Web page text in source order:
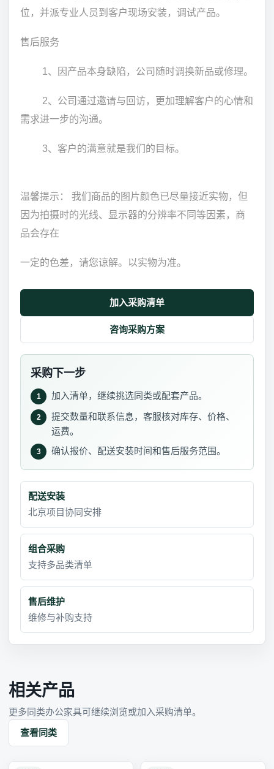
位，并派专业人员到客户现场安装，调试产品。
售后服务
1、因产品本身缺陷，公司随时调换新品或修理。
2、公司通过邀请与回访，更加理解客户的心情和
需求进一步的沟通。
3、客户的满意就是我们的目标。
温馨提示： 我们商品的图片颜色已尽量接近实物，但
因为拍摄时的光线、显示器的分辨率不同等因素，商
品会存在
一定的色差，请您谅解。以实物为准。
加入采购清单
咨询采购方案
采购下一步
1 加入清单，继续挑选同类或配套产品。
2
提交数量和联系信息，客服核对库存、价格、
运费。
3 确认报价、配送安装时间和售后服务范围。
配送安装
北京项目协同安排
组合采购
支持多品类清单
售后维护
维修与补购支持
相关产品
更多同类办公家具可继续浏览或加入采购清单。
查看同类